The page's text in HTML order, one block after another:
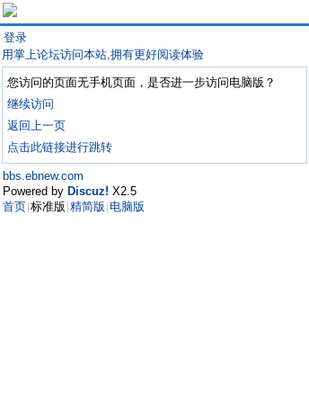
登录
用掌上论坛访问本站,拥有更好阅读体验
您访问的页面无手机页面，是否进一步访问电脑版？
继续访问
返回上一页
点击此链接进行跳转
bbs.ebnew.com
Powered by Discuz! X2.5
首页 标准版 精简版 电脑版